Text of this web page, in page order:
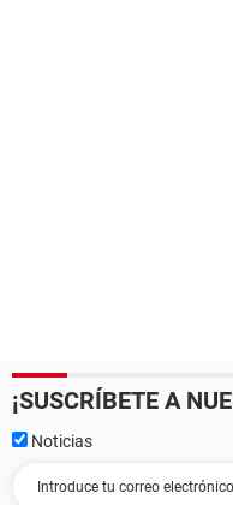
¡SUSCRÍBETE A
Noticias